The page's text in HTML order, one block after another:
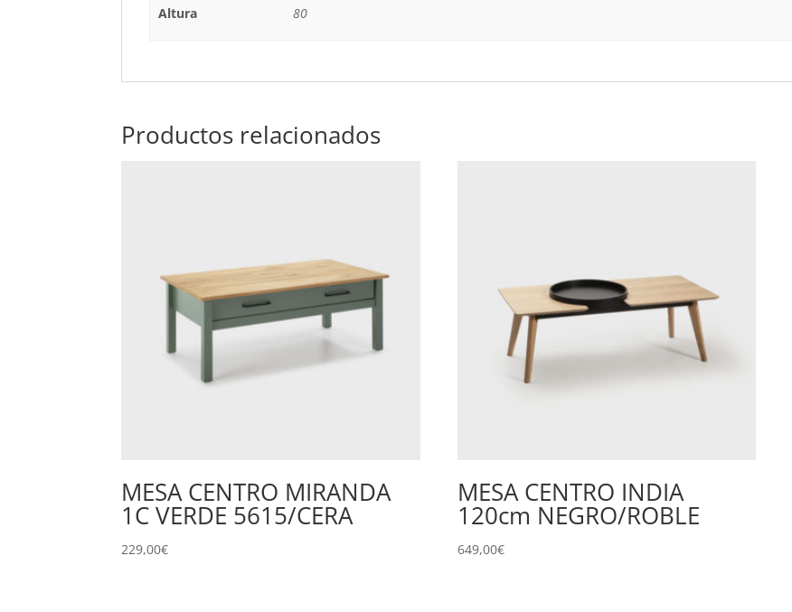
Altura 80
Productos relacionados
MESA CENTRO MIRANDA
1C VERDE 5615/CERA
229,00€
MESA CENTRO INDIA
120cm NEGRO/ROBLE
649,00€